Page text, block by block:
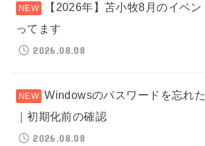
【2026年】苫小牧8月のイベ
ってます
2026.08.08
Windowsのパスワードを忘れ
｜初期化前の確認
2026.08.08